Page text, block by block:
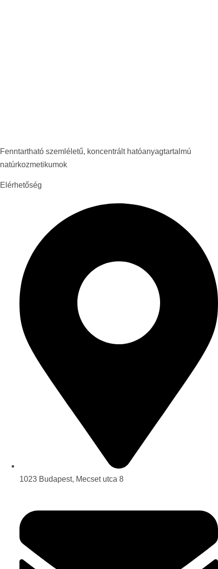
Fenntartható szemléletű, koncentrált hatóanyagtartalmú
natúrkozmetikumok
Elérhetőség
1023 Budapest, Mecset utca 8